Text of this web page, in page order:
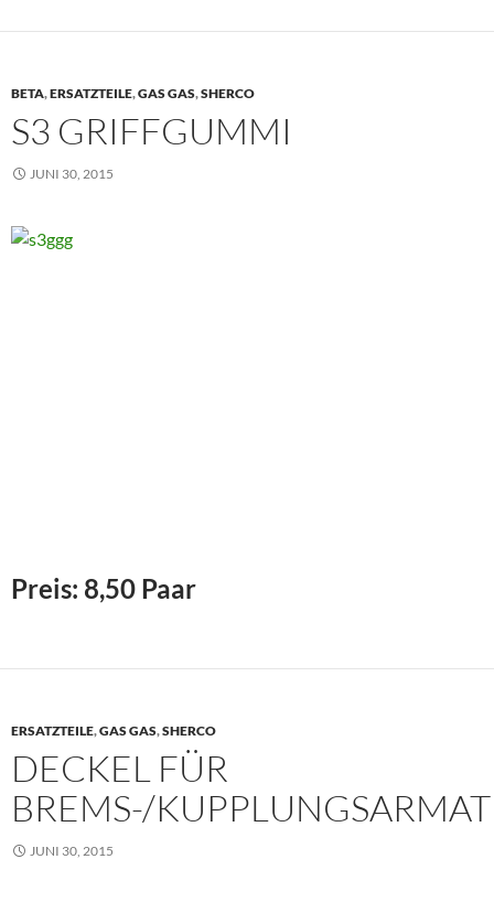
BETA,ERSATZTEILE,GAS GAS,SHERCO
S3 GRIFFGUMMI
JUNI 30, 2015
Preis: 8,50 Paar
ERSATZTEILE,GAS GAS,SHERCO
DECKEL FÜR
BREMS-/
JUNI 30, 2015